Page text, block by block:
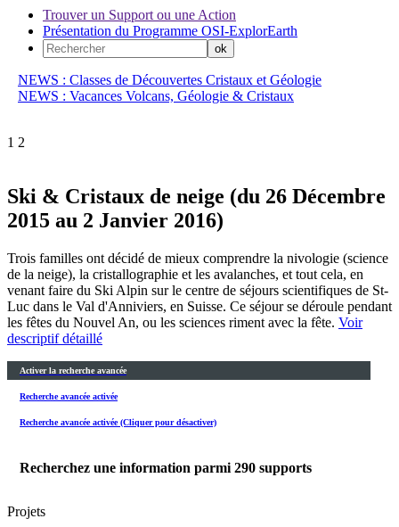
Trouver un Support ou une Action
Présentation du Programme OSI-ExplorEarth
NEWS : Classes de Découvertes Cristaux et Géologie
NEWS : Vacances Volcans, Géologie & Cristaux
1 2
Ski & Cristaux de neige (du 26 Décembre
2015 au 2 Janvier 2016)
Trois familles ont décidé de mieux comprendre la nivologie (science
de la neige), la cristallographie et les avalanches, et tout cela, en
venant faire du Ski Alpin sur le centre de séjours scientifiques de St-
Luc dans le Val d'Anniviers, en Suisse. Ce séjour se déroule pendant
les fêtes du Nouvel An, ou les sciences riment avec la fête. Voir
descriptif détaillé
Activer la recherche avancée
Recherche avancée activée
Recherche avancée activée (Cliquer pour désactiver)
Recherchez une information parmi 290 supports
Projets